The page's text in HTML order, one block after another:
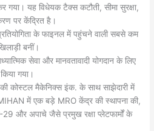
गया। यह विधेयक टैक्स कटौती, सीमा सुरक्षा,
पर केंद्रित है।
के फाइनल में पहुंचने वाली सबसे कम
बनीं।
सेवा और मानवतावादी योगदान के लिए
किया गया।
कोस्टल मैकेनिक्स इंक. के साथ साझेदारी में
MIHAN में एक बड़े MRO केंद्र की स्थापना की,
और अपाचे जैसे प्रमुख रक्षा प्लेटफार्मों के